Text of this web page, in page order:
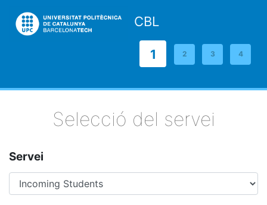
CBL
1 2 3 4
Selecció del servei
Servei